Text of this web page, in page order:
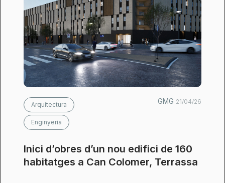
Arquitectura
Enginyeria
GMG 21/04/26
Inici d’obres d’un nou edifici de 160
habitatges a Can Colomer, Terrassa